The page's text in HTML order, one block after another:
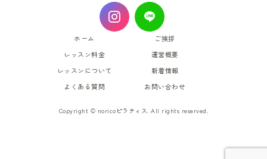
ホーム
レッスン料金
レッスンについて
よくある質問
ご挨拶
運営概要
新着情報
お問い合わせ
Copyright © noricoピラティス. All rights reserved.